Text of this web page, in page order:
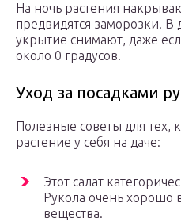
На ночь растения
предвидятся заморозки. В
укрытие снимают, даже
около 0 градусов.
Уход за посадками
Полезные советы для тех,
растение у себя на даче:
Этот салат
Рукола очень хорошо
вещества.